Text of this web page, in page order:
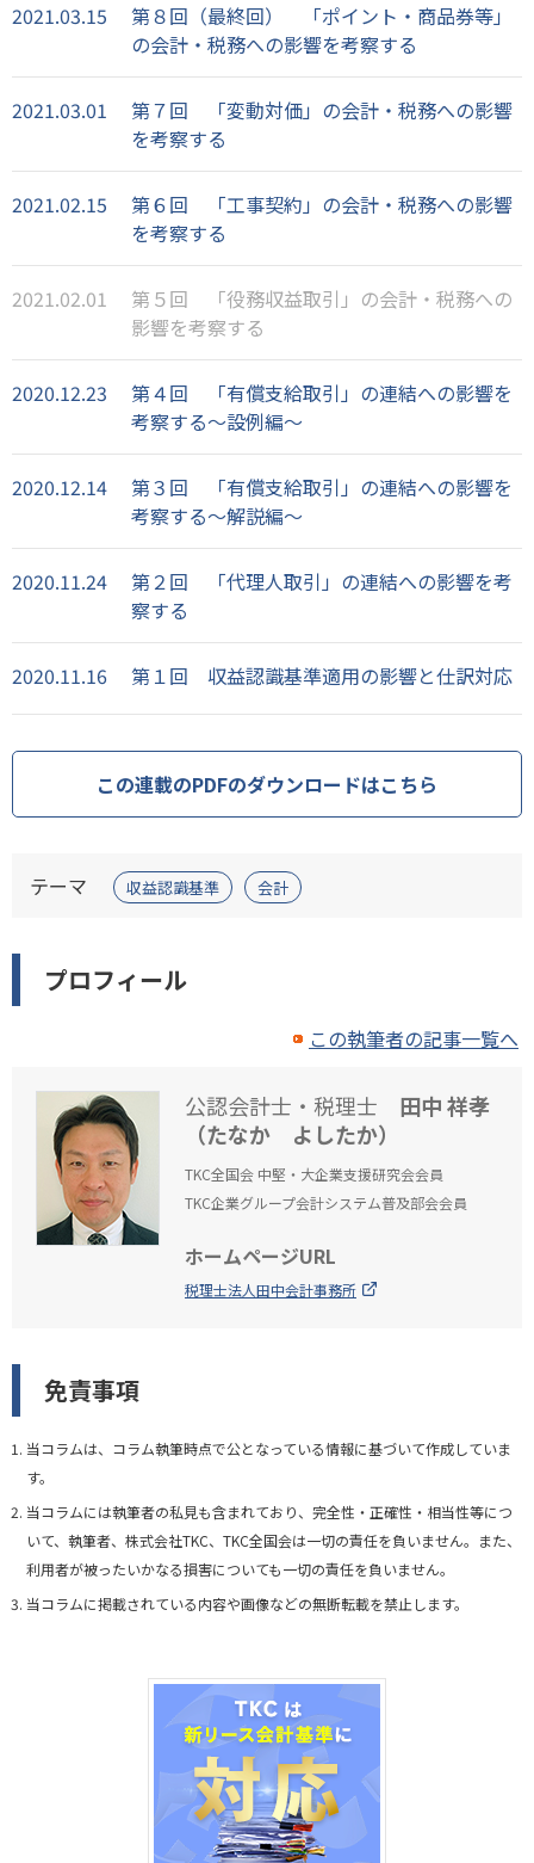
2021.03.15
第８回（最終回） 「ポイント・商品券等」
の会計・税務への影響を考察する
2021.03.01
第７回 「変動対価」の会計・税務への影響
を考察する
2021.02.15
第６回 「工事契約」の会計・税務への影響
を考察する
2021.02.01
第５回 「役務収益取引」の会計・税務への
影響を考察する
2020.12.23
第４回 「有償支給取引」の連結への影響を
考察する～設例編～
2020.12.14
第３回 「有償支給取引」の連結への影響を
考察する～解説編～
2020.11.24
第２回 「代理人取引」の連結への影響を考
察する
2020.11.16 第１回 収益認識基準適用の影響と仕訳対応
この連載のPDFのダウンロードはこちら
テーマ 収益認識基準 会計
プロフィール
この執筆者の記事一覧へ
公認会計士・税理士 田中 祥孝
（たなか よしたか）
TKC全国会 中堅・大企業支援研究会会員
TKC企業グループ会計システム普及部会会員
ホームページURL
税理士法人田中会計事務所
免責事項
当コラムは、コラム執筆時点で公となっている情報に基づいて作成していま
す。
当コラムには執筆者の私見も含まれており、完全性・正確性・相当性等につ
いて、執筆者、株式会社TKC、TKC全国会は一切の責任を負いません。また、
利用者が被ったいかなる損害についても一切の責任を負いません。
当コラムに掲載されている内容や画像などの無断転載を禁止します。